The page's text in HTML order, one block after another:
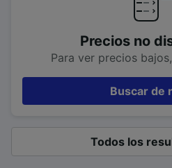
Precios no
Para ver precios
Buscar de
Todos los